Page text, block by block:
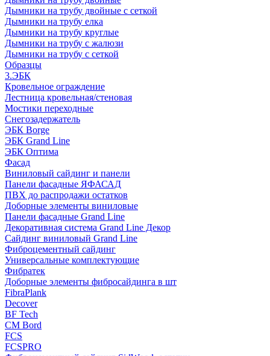
Дымники на трубу двoйные с сеткой
Дымники на трубу елка
Дымники на трубу круглые
Дымники на трубу с жалюзи
Дымники на трубу с сеткой
Образцы
3.ЭБК
Кровельное ограждение
Лестница кровельная/стеновая
Мостики переходные
Снегозадержатель
ЭБК Borge
ЭБК Grand Line
ЭБК Оптима
Фасад
Виниловый сайдинг и панели
Панели фасадные ЯФАСАД
ПВХ до распродажи остатков
Доборные элементы виниловые
Панели фасадные Grand Line
Декоративная система Grand Line Декор
Сайдинг виниловый Grand Line
Фиброцементный сайдинг
Универсальные комплектующие
Фибратек
Доборные элементы фибросайдинга в шт
FibraPlank
Decover
BF Tech
CM Bord
FCS
FCSPRO